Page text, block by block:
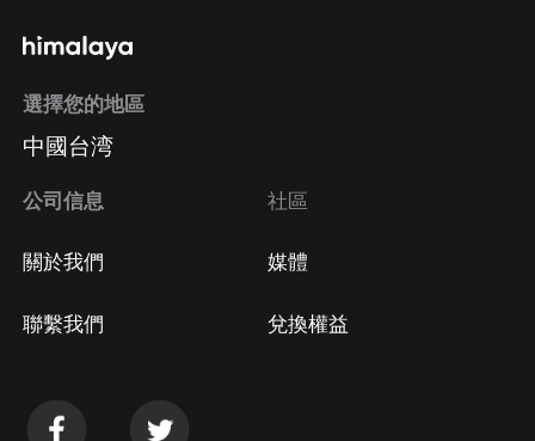
選擇您的地區
中國台湾
公司信息
關於我們
聯繫我們
社區
媒體
兌換權益